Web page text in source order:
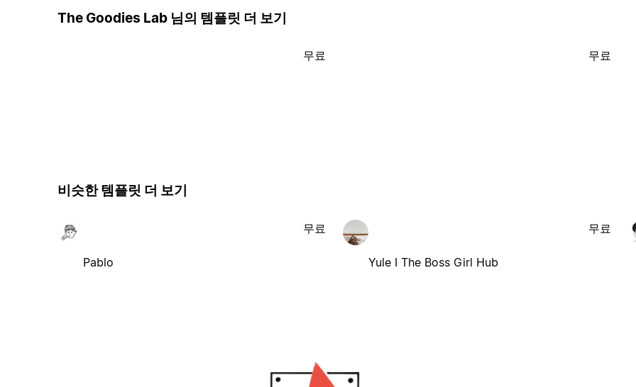
The Goodies Lab 님의 템플릿 더 보기
무료 무료
비슷한 템플릿 더 보기
Pablo
무료
Yule I The Boss Girl Hub
무료